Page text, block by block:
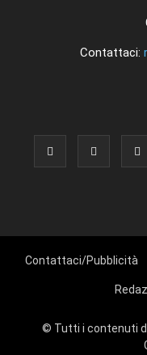
Contattaci:
Contattaci/Pubblicità
© Tutti i contenuti